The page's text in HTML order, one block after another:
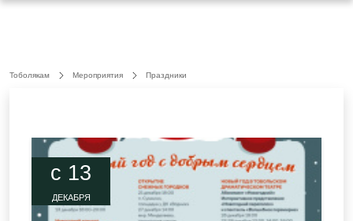
Тоболякам Мероприятия Праздники
c 13
ДЕКАБРЯ